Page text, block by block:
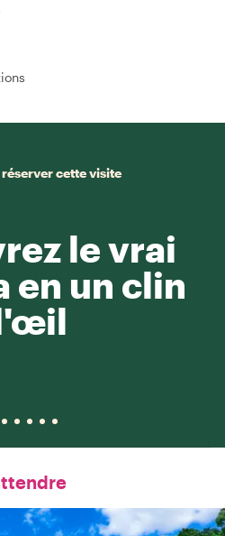
cette visite
le vrai
en un clin